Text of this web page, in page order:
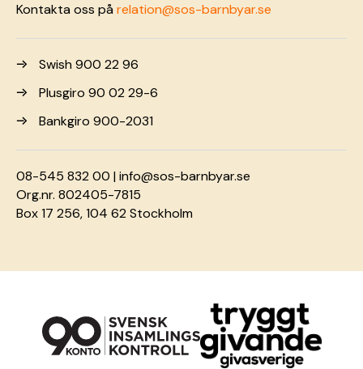
Kontakta oss pårelation@sos-barnbyar.se
Swish 900 22 96
Plusgiro 90 02 29-6
Bankgiro 900-2031
08-545 832 00 |info@sos-barnbyar.se
Org.nr. 802405-7815
Box 17 256, 104 62 Stockholm